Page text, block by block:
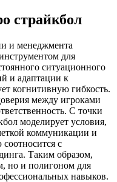
страйкбол
и менеджмента
для
ситуационного
и адаптации к
когнитивную гибкость.
между игроками
С точки
моделирует условия,
коммуникации и
с
Таким образом,
но и полигоном для
навыков.